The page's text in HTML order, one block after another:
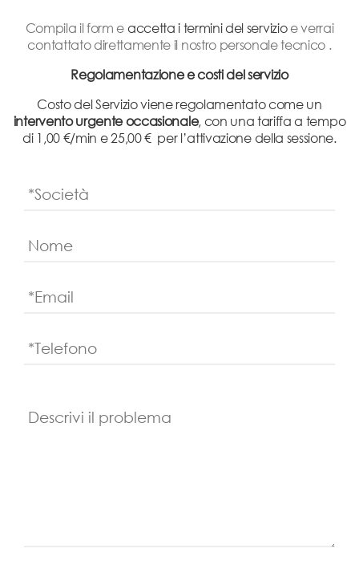
Compila il form eaccetta i termini del servizioe verrai
contattato direttamente il nostro personale tecnico .
Regolamentazione e costi del servizio
Costo del Servizio viene regolamentato come un
intervento urgente occasionale, con una tariffa a tempo
di 1,00 €/min e 25,00 € per l’attivazione della sessione.